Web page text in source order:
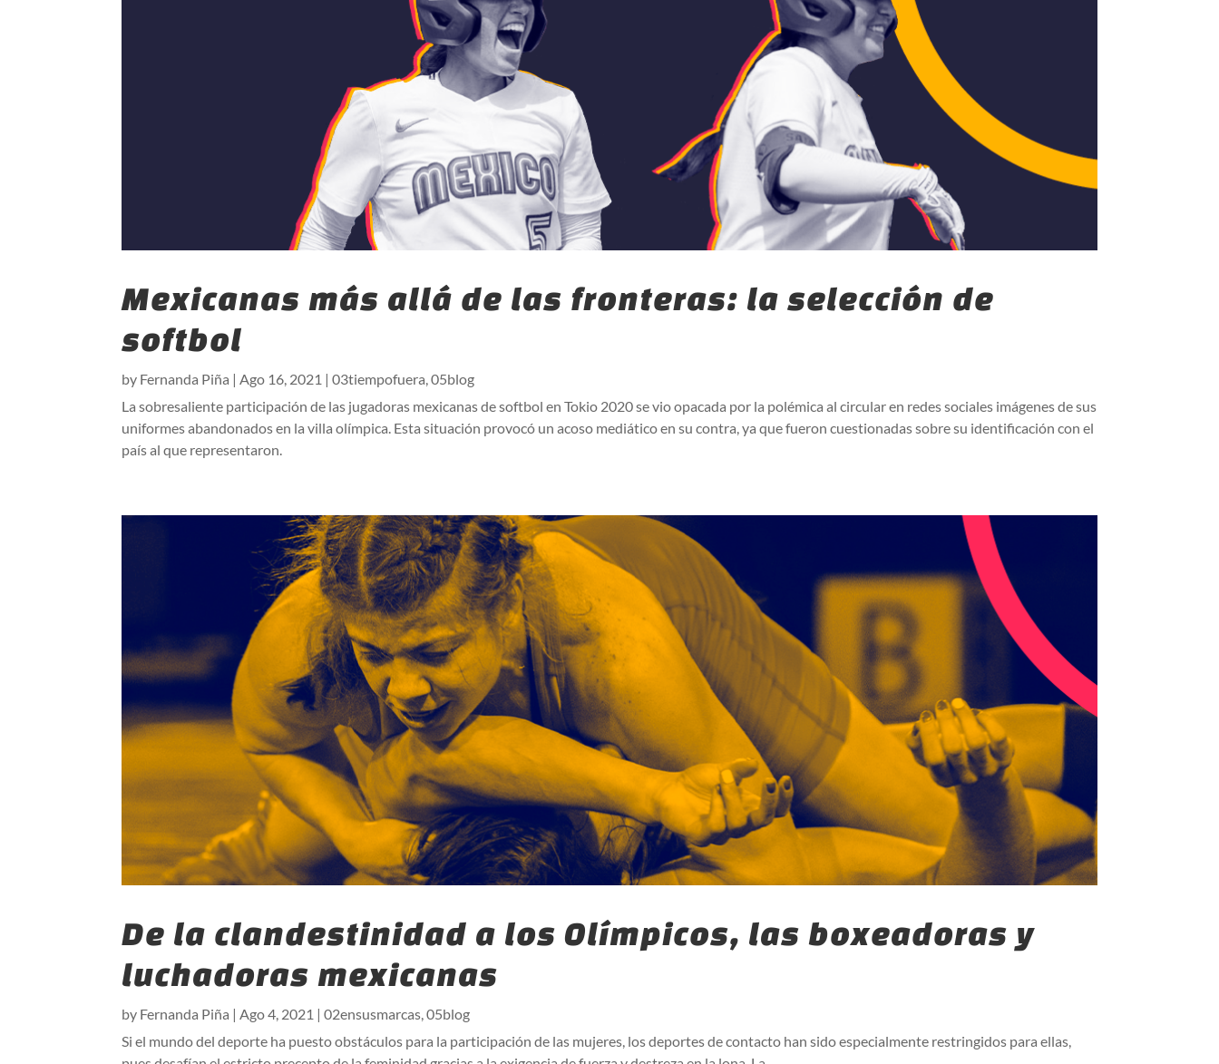
Mexicanas más allá de las fronteras: la selección de
softbol
by Fernanda Piña |Ago 16, 2021 |03tiempofuera,05blog
La sobresaliente participación de las jugadoras mexicanas de softbol en Tokio 2020 se vio opacada por la polémica al circular en redes sociales imágenes de sus
uniformes abandonados en la villa olímpica. Esta situación provocó un acoso mediático en su contra, ya que fueron cuestionadas sobre su identificación con el
país al que representaron.
De la clandestinidad a los Olímpicos, las boxeadoras y
luchadoras mexicanas
by Fernanda Piña |Ago 4, 2021 |02ensusmarcas,05blog
Si el mundo del deporte ha puesto obstáculos para la participación de las mujeres, los deportes de contacto han sido especialmente restringidos para ellas,